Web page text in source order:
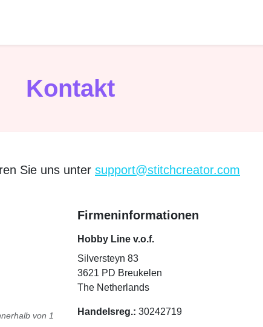
Kontakt
Sie uns unter support@stitchcreator.com
von 1
Firmeninformationen
Hobby Line v.o.f.
Silversteyn 83
3621 PD Breukelen
The Netherlands
Handelsreg.: 30242719